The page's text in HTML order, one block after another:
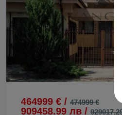
464999 € / 474999 €
909458.99 лв /